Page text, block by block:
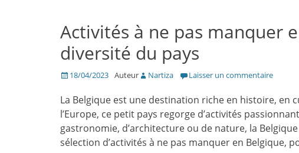
Activités à ne pas manquer
diversité du pays
Posté18/04/2023 Auteur Nartiza Laisser un commentaire
La Belgique est une destination riche en histoire, en
l’Europe, ce petit pays regorge d’activités
gastronomie, d’architecture ou de nature, la
sélection d’activités à ne pas manquer en Belgique,